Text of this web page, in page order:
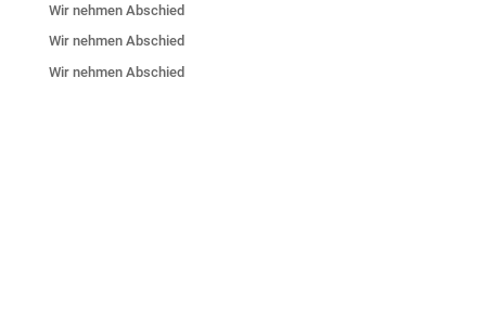
Wir nehmen Abschied
Wir nehmen Abschied
Wir nehmen Abschied